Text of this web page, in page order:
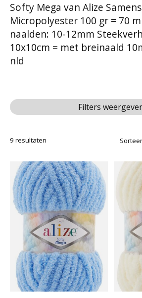
Softy Mega van Alize
Micropolyester 100 gr = 70
naalden: 10-12mm
10x10cm = met breinaald
nld
Filters
9 resultaten